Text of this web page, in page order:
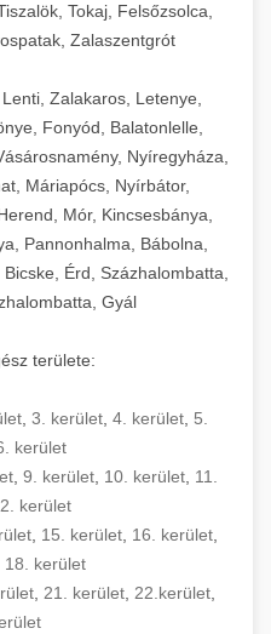
Tokaj, Felsőzsolca,
Zalaszentgrót
Zalakaros, Letenye,
Fonyód, Balatonlelle,
Nyíregyháza,
Máriapócs, Nyírbátor,
Mór, Kincsesbánya,
Pannonhalma, Bábolna,
Érd, Százhalombatta,
Gyál
területe:
3. kerület 4. kerület 5.
kerület
, 9. kerület, 10. kerület, 11.
kerület
15. kerület 16. kerület
18. kerület
21. kerület 22.kerület